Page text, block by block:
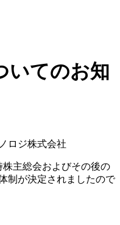
いてのお知
ロジ株式会社
株主総会およびその後の
制が決定されましたので